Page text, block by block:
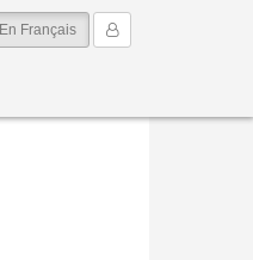
Mon Compte
En Français(current)